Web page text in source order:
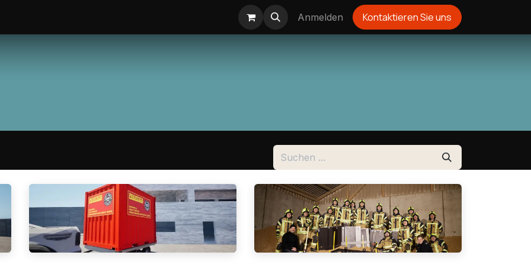
Anmelden Kontaktieren Sie uns